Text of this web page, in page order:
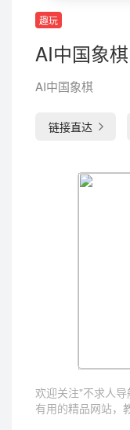
趣玩
AI中国象棋
AI中国象棋
链接直达
欢迎关注"不求人导
有用的精品网站，